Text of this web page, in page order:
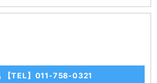
【TEL】011-758-0321